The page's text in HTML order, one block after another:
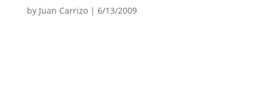
by Juan Carrizo| 6/13/2009